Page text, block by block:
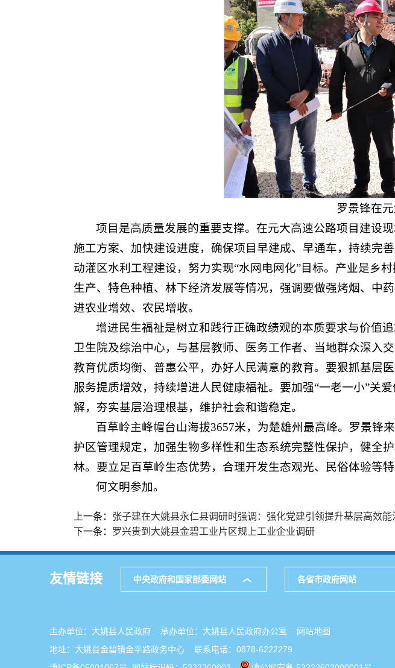
罗景锋在
项目是高质量发展的重要支撑。在元大高速公路项目建设
施工方案、加快建设进度，确保项目早建成、早通车，持续完
动灌区水利工程建设，努力实现“水网电网化”目标。产业是乡
生产、特色种植、林下经济发展等情况，强调要做强烤烟、中
进农业增效、农民增收。
增进民生福祉是树立和践行正确政绩观的本质要求与价值
卫生院及综治中心，与基层教师、医务工作者、当地群众深入
教育优质均衡、普惠公平，办好人民满意的教育。要狠抓基层
服务提质增效，持续增进人民健康福祉。要加强“一老一小”关
解，夯实基层治理根基，维护社会和谐稳定。
百草岭主峰帽台山海拔3657米，为楚雄州最高峰。罗景锋
护区管理规定，加强生物多样性和生态系统完整性保护，健全
林。要立足百草岭生态优势，合理开发生态观光、民俗体验等
何文明参加。
上一条： 张子建在大姚县永仁县调研时强调：强化党建引领提升基层高效
下一条： 罗兴贵到大姚县金碧工业片区规上工业企业调研
友情链接 中央政府和国家部委网站 各省市政府网站
主办单位：大姚县人民政府 承办单位：大姚县人民政府办公室
网站地图
地址：大姚县金碧镇金平路政务中心 联系电话：0878-6222279